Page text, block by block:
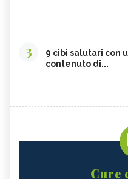
3
9 cibi salutari con
contenuto di...
Cure